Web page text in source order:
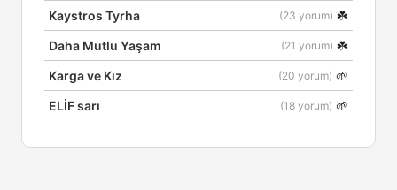
Kaystros Tyrha (23 yorum) ☘️
Daha Mutlu Yaşam (21 yorum) ☘️
Karga ve Kız (20 yorum) 🌱
ELİF sarı (18 yorum) 🌱